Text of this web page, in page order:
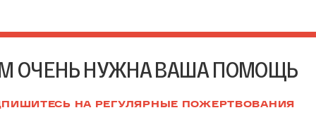
ОЧЕНЬ НУЖНА ВАША ПОМОЩЬ
НА РЕГУЛЯРНЫЕ ПОЖЕРТВОВАНИЯ